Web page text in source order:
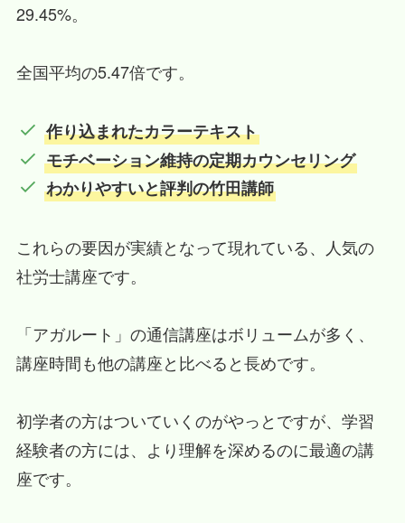
29.45%。
全国平均の5.47倍です。
作り込まれたカラーテキスト
モチベーション維持の定期カウンセリング
わかりやすいと評判の竹田講師
これらの要因が実績となって現れている、人気の
社労士講座です。
「アガルート」の通信講座はボリュームが多く、
講座時間も他の講座と比べると長めです。
初学者の方はついていくのがやっとですが、学習
経験者の方には、より理解を深めるのに最適の講
座です。